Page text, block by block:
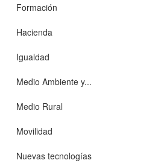
Formación
Hacienda
Igualdad
Medio Ambiente y...
Medio Rural
Movilidad
Nuevas tecnologías